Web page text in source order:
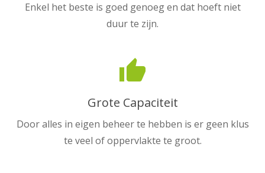
Enkel het beste is goed genoeg en dat hoeft niet
duur te zijn.
thumb_up
Grote Capaciteit
Door alles in eigen beheer te hebben is er geen klus
te veel of oppervlakte te groot.